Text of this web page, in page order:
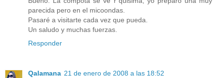
parecida pero en el micoondas.
Pasaré a visitarte cada vez que pueda.
Un saludo y muchas fuerzas.
Responder
Qalamana 21 de enero de 2008 a las 18:52